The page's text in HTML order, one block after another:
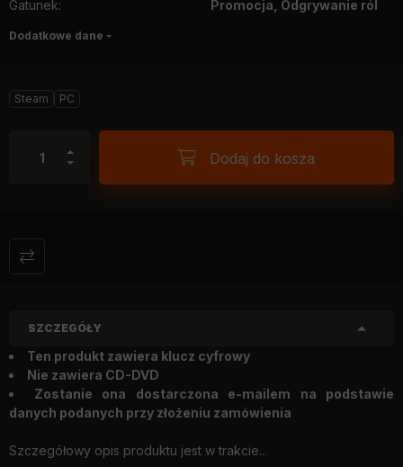
Gatunek: Promocja, Odgrywanie ról
Dodatkowe dane
Steam PC
Dodaj do kosza
SZCZEGÓŁY
Ten produkt zawiera klucz cyfrowy
Nie zawiera CD-DVD
Zostanie ona dostarczona e-mailem na podstawie
danych podanych przy złożeniu zamówienia
Szczegółowy opis produktu jest w trakcie...